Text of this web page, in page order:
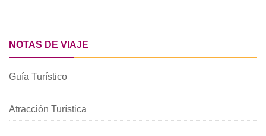
NOTAS DE VIAJE
Guía Turístico
Atracción Turística